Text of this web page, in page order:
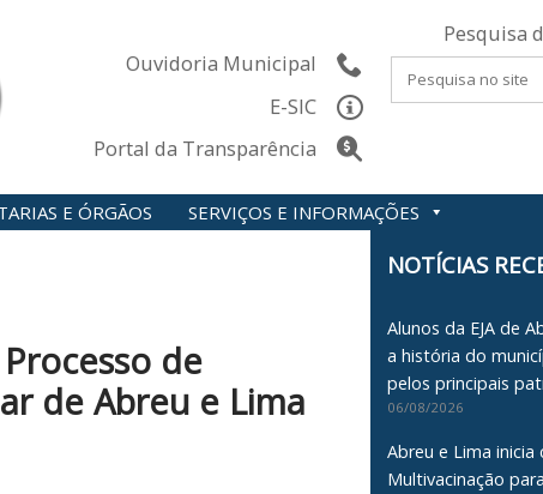
Ouvidoria Municipal
E-SIC
Portal da Transparência
Pesquisa
E ÓRGÃOS SERVIÇOS E INFORMAÇÕES
de
de Abreu e Lima
NOTÍCIAS
Alunos da EJA de
a história do
pelos principais
06/08/2026
Abreu e Lima inicia
Multivacinação